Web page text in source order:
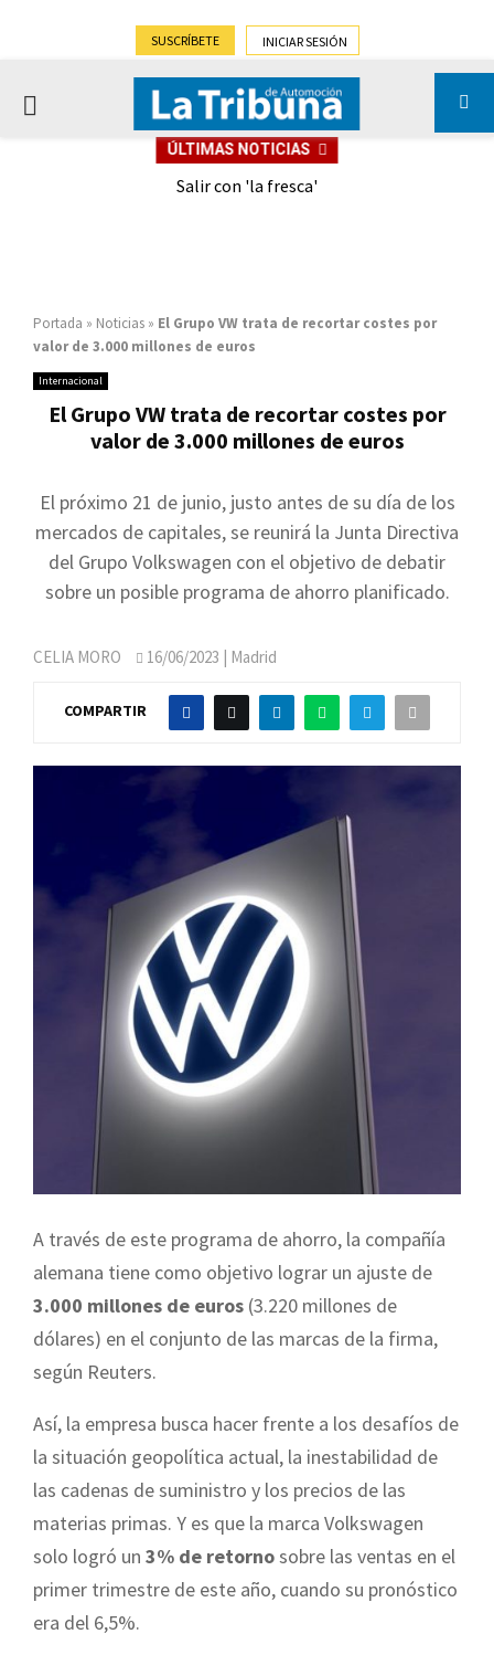
SUSCRÍBETE INICIAR SESIÓN
PRIMARY
ÚLTIMAS NOTICIAS
Salir con 'la fresca'
Portada » Noticias » El Grupo VW trata de recortar costes por
valor de 3.000 millones de euros
Internacional
El Grupo VW trata de recortar costes por
valor de 3.000 millones de euros
El próximo 21 de junio, justo antes de su día de los
mercados de capitales, se reunirá la Junta Directiva
del Grupo Volkswagen con el objetivo de debatir
sobre un posible programa de ahorro planificado.
CELIA MORO 16/06/2023 | Madrid
COMPARTIR
A través de este programa de ahorro, la compañía
alemana tiene como objetivo lograr un ajuste de
3.000 millones de euros (3.220 millones de
dólares) en el conjunto de las marcas de la firma,
según Reuters.
Así, la empresa busca hacer frente a los desafíos de
la situación geopolítica actual, la inestabilidad de
las cadenas de suministro y los precios de las
materias primas. Y es que la marca Volkswagen
solo logró un 3% de retornosobre las ventas en el
primer trimestre de este año, cuando su pronóstico
era del 6,5%.